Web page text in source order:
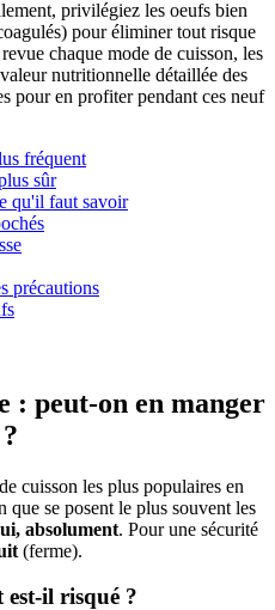
privilégiez les oeufs bien
pour éliminer tout risque
chaque mode de cuisson, les
nutritionnelle détaillée des
pour en profiter pendant ces neuf
fréquent
sûr
qu'il faut savoir
précautions
: peut-on en manger
cuisson les plus populaires en
se posent le plus souvent les
absolument. Pour une sécurité
(ferme).
il risqué ?